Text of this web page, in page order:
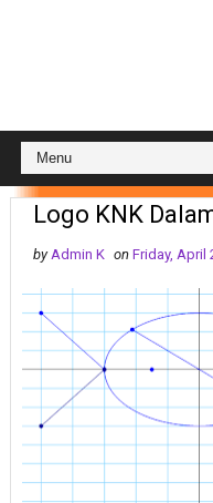
Logo KNK
by Admin K on Friday, April